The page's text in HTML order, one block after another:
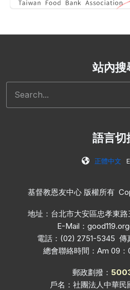
站內搜
語言切
正體中文
基督教恩友中心 版權所有
地址：台北市大安區忠孝東
E-Mail：
電話：(02) 2751-5345 傳
總會聯絡時間：Am 09
郵政劃撥：
戶名：社團法人中華民